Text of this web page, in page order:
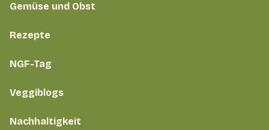
Gemüse und Obst
Rezepte
NGF-Tag
Veggiblogs
Nachhaltigkeit